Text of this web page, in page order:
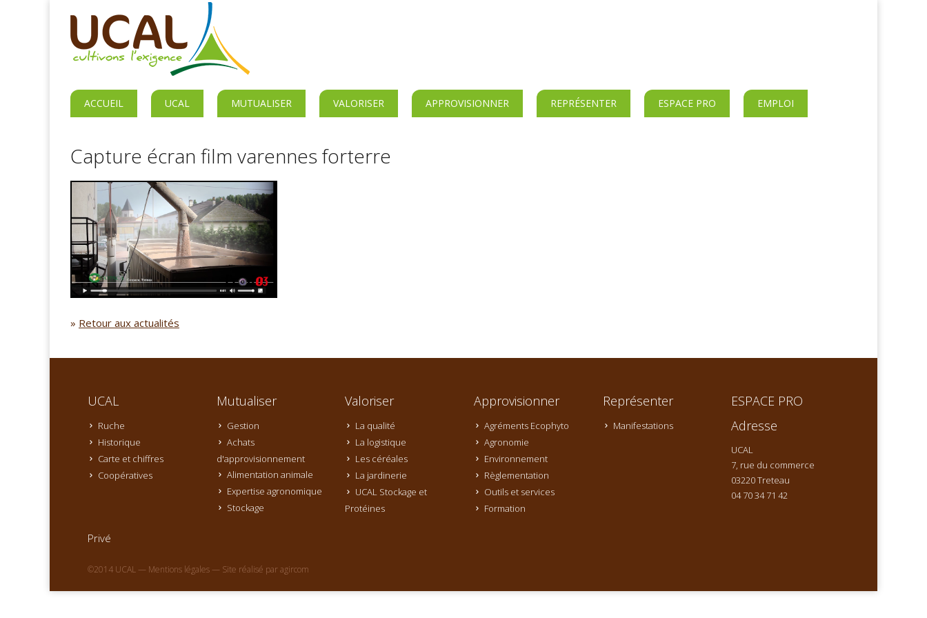
ACCUEIL UCAL MUTUALISER VALORISER APPROVISIONNER REPRÉSENTER ESPACE PRO EMPLOI
Capture écran film varennes forterre
» Retour aux actualités
UCAL
Ruche
Historique
Carte et chiffres
Coopératives
Mutualiser
Gestion
Achats
d'approvisionnement
Alimentation animale
Expertise agronomique
Stockage
Valoriser
La qualité
La logistique
Les céréales
La jardinerie
UCAL Stockage et
Protéines
Approvisionner
Agréments Ecophyto
Agronomie
Environnement
Règlementation
Outils et services
Formation
Représenter
Manifestations
ESPACE PRO
Adresse
UCAL
7, rue du commerce
03220 Treteau
04 70 34 71 42
Privé
©2014 UCAL — Mentions légales — Site réalisé paragircom